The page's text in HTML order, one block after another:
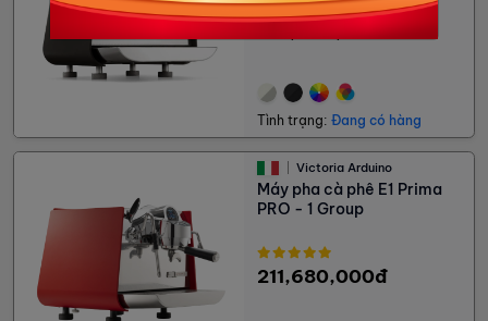
180,360,000đ
Tình trạng: Đang có hàng
Victoria Arduino
Máy pha cà phê E1 Prima
PRO - 1 Group
211,680,000đ